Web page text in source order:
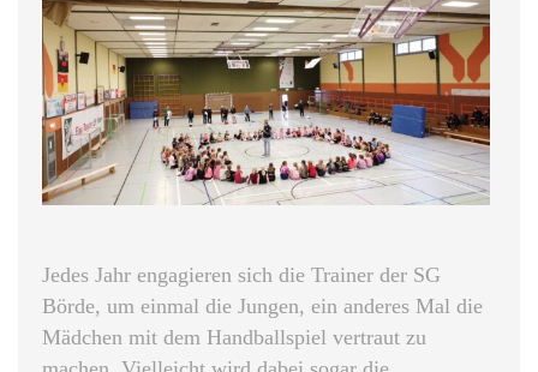
Jedes Jahr engagieren sich die Trainer der SG
Börde, um einmal die Jungen, ein anderes Mal die
Mädchen mit dem Handballspiel vertraut zu